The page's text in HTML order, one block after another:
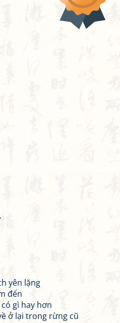
yên lặng
đến
gì hay hơn
ở lại trong rừng cũ